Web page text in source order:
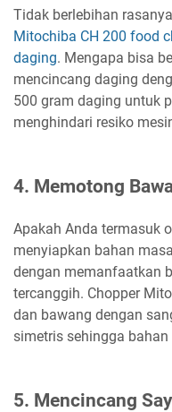
Tidak berlebihan
Mitochiba CH 200 food
daging. Mengapa bisa
mencincang daging
500 gram daging untuk
menghindari resiko
4. Memotong
Apakah Anda termasuk
menyiapkan bahan
dengan memanfaatkan
tercanggih. Chopper
dan bawang dengan
simetris sehingga
5. Mencincang